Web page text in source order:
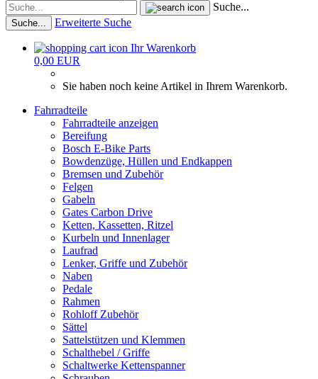
Suche...
Suche... Erweiterte Suche
Ihr Warenkorb
0,00 EUR
Sie haben noch keine Artikel in Ihrem Warenkorb.
Fahrradteile
Fahrradteile anzeigen
Bereifung
Bosch E-Bike Parts
Bowdenzüge, Hüllen und Endkappen
Bremsen und Zubehör
Felgen
Gabeln
Gates Carbon Drive
Ketten, Kassetten, Ritzel
Kurbeln und Innenlager
Laufrad
Lenker, Griffe und Zubehör
Naben
Pedale
Rahmen
Rohloff Zubehör
Sättel
Sattelstützen und Klemmen
Schalthebel / Griffe
Schaltwerke Kettenspanner